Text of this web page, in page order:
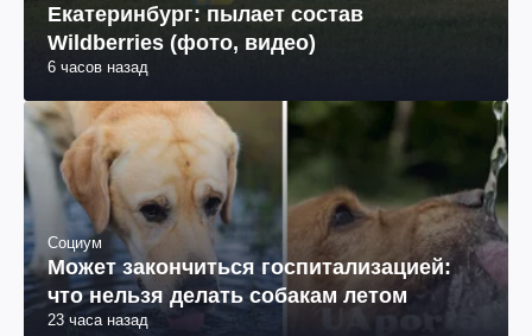
Екатеринбург: пылает состав
Wildberries (фото, видео)
6 часов назад
Социум
Может закончиться госпитализацией:
что нельзя делать собакам летом
23 часа назад